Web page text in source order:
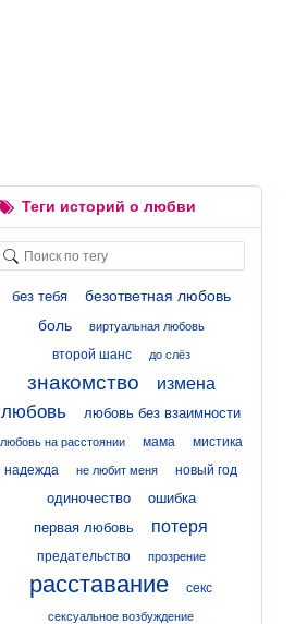
Теги историй о любви
без тебя
безответная любовь
боль
виртуальная любовь
второй шанс до слёз
знакомство измена
любовь любовь без взаимности
любовь на расстоянии мама
мистика
надежда
не любит меня новый год
одиночество
ошибка
первая любовь
потеря
предательство прозрение
расставание секс
сексуальное возбуждение